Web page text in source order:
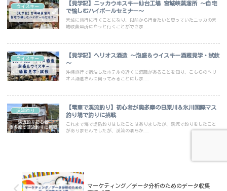
ウイスキー
【見学記】ニッカウヰスキー仙台工場 宮城峡蒸溜所 ～自宅
で愉しむハイボールセミナー～
宮城に旅行に行くことになり、以前から行きたいと思っていたニッカの宮
城峡蒸留所にやっと行くことができま...
ウイスキー
【見学記】ヘリオス酒造 ～泡盛＆ウイスキー酒蔵見学・試飲
～
沖縄旅行で宿泊したホテルの近くに酒蔵があることを知り、こちらのヘリ
オス酒造さんに伺ってみることにしま...
渓流釣り
【電車で渓流釣り】初心者が奥多摩の日原川＆氷川国際マス
釣り場で釣りに挑戦
これまで海で堤防釣りはしたことはありましたが、渓流で釣りをしたこと
がありませんでしたが、渓流の清らか...
マーケティング／データ分析のためのデータ収集